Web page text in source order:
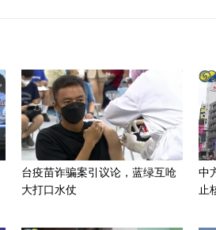
台疫苗诈骗案引议论，蓝绿互呛
大打口水仗
中
止